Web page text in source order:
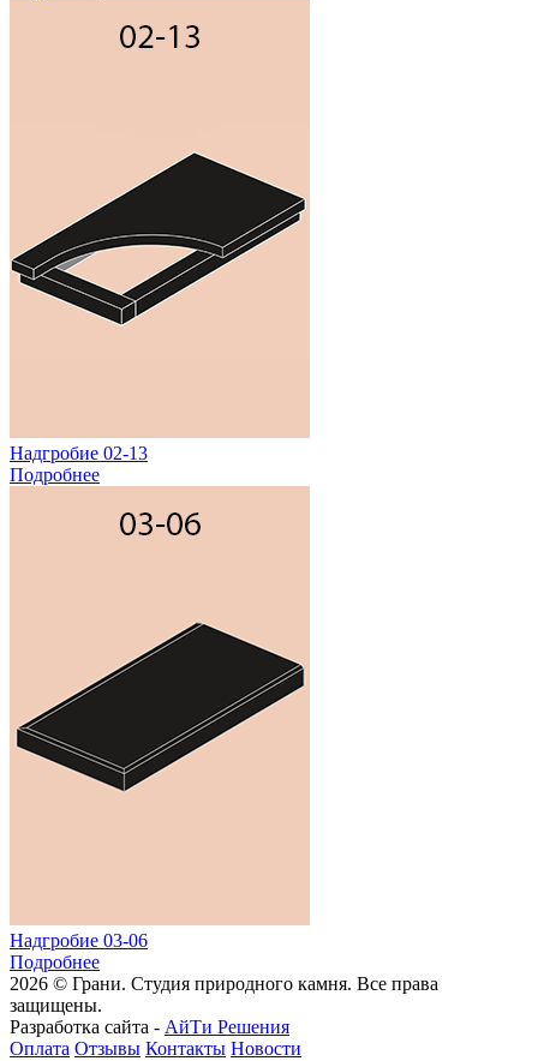
Надгробие 02-13
Подробнее
Надгробие 03-06
Подробнее
2026 © Грани. Студия природного камня. Все права
защищены.
Разработка сайта - АйТи Решения
Оплата Отзывы Контакты Новости